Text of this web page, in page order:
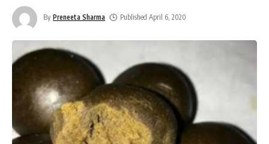
By Preneeta Sharma Published April 6, 2020